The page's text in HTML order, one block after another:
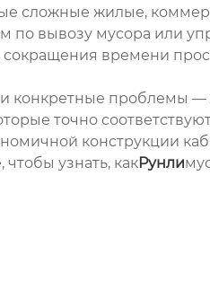
сложные жилые,
вывозу мусора или
времени
конкретные проблемы —
точно
конструкции
узнать, какРунли